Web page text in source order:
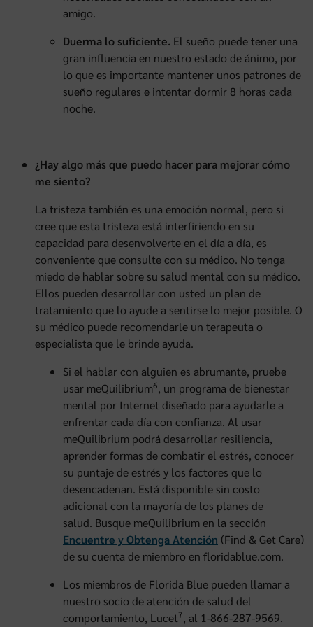
amigo.
Duerma lo suficiente. El sueño puede tener una
gran influencia en nuestro estado de ánimo, por
lo que es importante mantener unos patrones de
sueño regulares e intentar dormir 8 horas cada
noche.
¿Hay algo más que puedo hacer para mejorar cómo
me siento?
La tristeza también es una emoción normal, pero si
cree que esta tristeza está interfiriendo en su
capacidad para desenvolverte en el día a día, es
conveniente que consulte con su médico. No tenga
miedo de hablar sobre su salud mental con su médico.
Ellos pueden desarrollar con usted un plan de
tratamiento que lo ayude a sentirse lo mejor posible. O
su médico puede recomendarle un terapeuta o
especialista que le brinde ayuda.
Si el hablar con alguien es abrumante, pruebe
usar meQuilibrium6, un programa de bienestar
mental por Internet diseñado para ayudarle a
enfrentar cada día con confianza. Al usar
meQuilibrium podrá desarrollar resiliencia,
aprender formas de combatir el estrés, conocer
su puntaje de estrés y los factores que lo
desencadenan. Está disponible sin costo
adicional con la mayoría de los planes de
salud. Busque meQuilibrium en la sección
Encuentre y Obtenga Atención (Find & Get Care)
de su cuenta de miembro en floridablue.com.
Los miembros de Florida Blue pueden llamar a
nuestro socio de atención de salud del
comportamiento, Lucet7, al 1-866-287-9569.